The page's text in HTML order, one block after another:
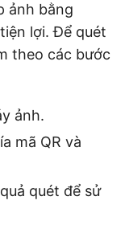
ảnh bằng
lợi. Để quét
theo các bước
ảnh.
mã QR và
quét để sử